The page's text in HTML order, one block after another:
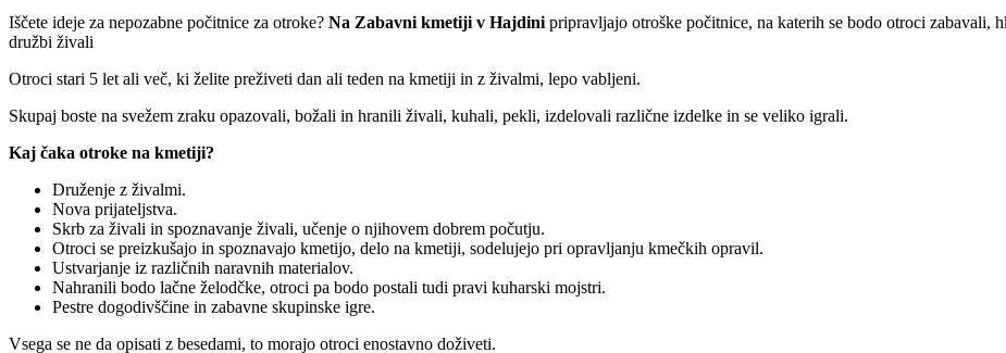
Iščete ideje za nepozabne počitnice za otroke? Na Zabavni kmetiji v Hajdini pripravljajo otroške počitnice, na katerih se bodo otroci
družbi živali
Otroci stari 5 let ali več, ki želite preživeti dan ali teden na kmetiji in z živalmi, lepo vabljeni.
Skupaj boste na svežem zraku opazovali, božali in hranili živali, kuhali, pekli, izdelovali različne izdelke in se veliko igrali.
Kaj čaka otroke na kmetiji?
Druženje z živalmi.
Nova prijateljstva.
Skrb za živali in spoznavanje živali, učenje o njihovem dobrem počutju.
Otroci se preizkušajo in spoznavajo kmetijo, delo na kmetiji, sodelujejo pri opravljanju kmečkih opravil.
Ustvarjanje iz različnih naravnih materialov.
Nahranili bodo lačne želodčke, otroci pa bodo postali tudi pravi kuharski mojstri.
Pestre dogodivščine in zabavne skupinske igre.
Vsega se ne da opisati z besedami, to morajo otroci enostavno doživeti.